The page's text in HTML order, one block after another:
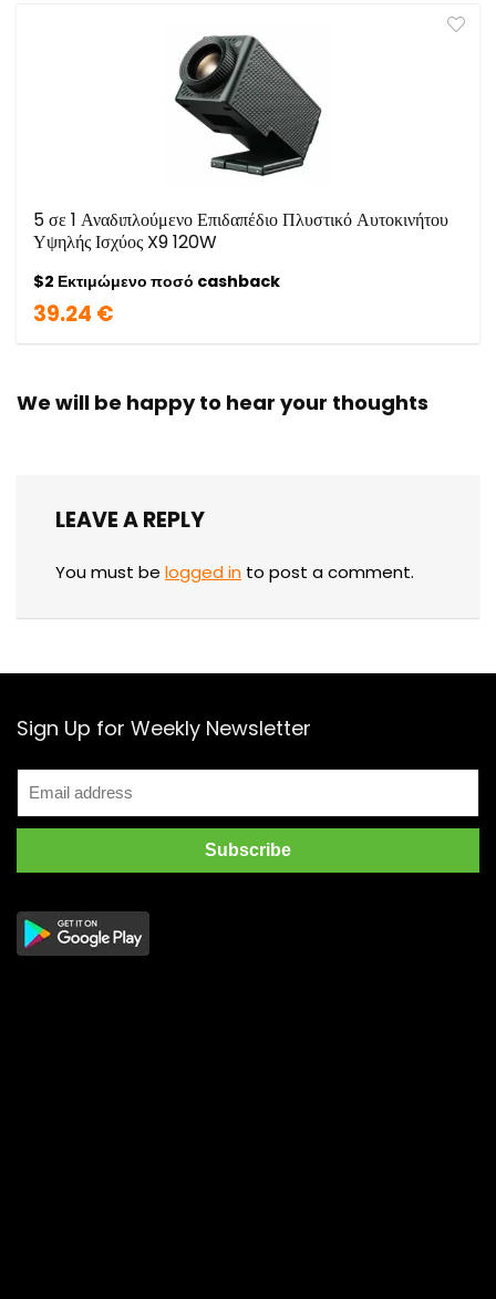
5 σε 1 Αναδιπλούμενο Επιδαπέδιο Πλυστικό Αυτοκινήτου
Υψηλής Ισχύος X9 120W
$2 Εκτιμώμενο ποσό cashback
39.24 €
We will be happy to hear your thoughts
LEAVE A REPLY
You must be logged in to post a comment.
Sign Up for Weekly Newsletter